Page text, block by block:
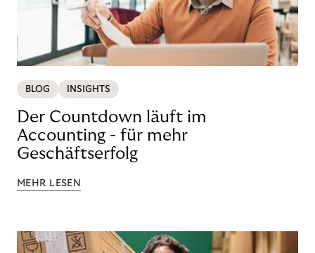
BLOG INSIGHTS
Der Countdown läuft im
Accounting - für mehr
Geschäftserfolg
MEHR LESEN